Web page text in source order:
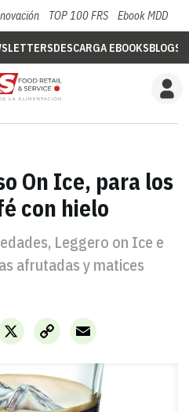
TOP 100 FRS Ebook MDD
DESCARGA EBOOKSBLOGS
On Ice, para los
con hielo
Leggero on Ice e
afrutadas y matices
X
Copy
Link
Email